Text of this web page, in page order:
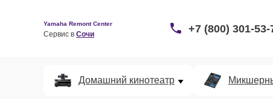
Yamaha Remont Center
Сервис в Сочи +7 (800) 301-53-
Домашний кинотеатр